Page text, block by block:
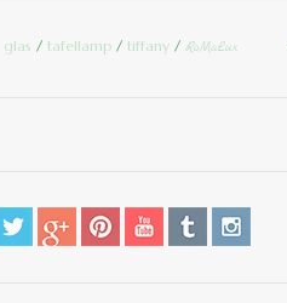
glas / tafellamp / tiffany / RoMaLux